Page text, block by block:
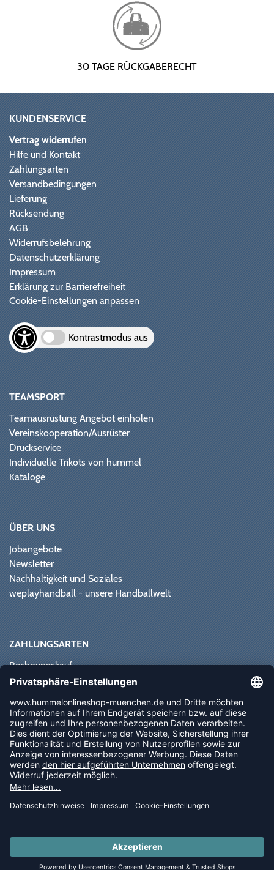
LAST PIECES: Bekleidung - Spare bis zu 65%
30 TAGE RÜCKGABERECHT
KUNDENSERVICE
Vertrag widerrufen
Hilfe und Kontakt
Zahlungsarten
Versandbedingungen
Lieferung
Rücksendung
AGB
Widerrufsbelehrung
Datenschutzerklärung
Impressum
Erklärung zur Barrierefreiheit
Cookie-Einstellungen anpassen
Kontrastmodus aus
TEAMSPORT
Teamausrüstung Angebot einholen
Vereinskooperation/Ausrüster
Druckservice
Individuelle Trikots von hummel
Kataloge
ÜBER UNS
Jobangebote
Newsletter
Nachhaltigkeit und Soziales
weplayhandball - unsere Handballwelt
ZAHLUNGSARTEN
Rechnungskauf
Paypal
Vorkasse
Sofortüberweisung
NEWSLETTER